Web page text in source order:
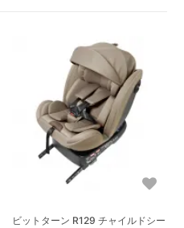
ビットターン R129 チャイルドシー